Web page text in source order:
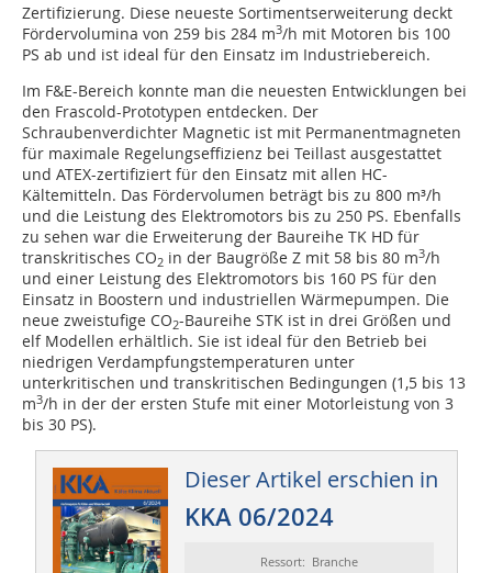
Zertifizierung. Diese neueste Sortimentserweiterung deckt
Fördervolumina von 259 bis 284 m3/h mit Motoren bis 100
PS ab und ist ideal für den Einsatz im Industriebereich.
Im F&E-Bereich konnte man die neuesten Entwicklungen bei
den Frascold-Prototypen entdecken. Der
Schraubenverdichter Magnetic ist mit Permanentmagneten
für maximale Regelungseffizienz bei Teillast ausgestattet
und ATEX-zertifiziert für den Einsatz mit allen HC-
Kältemitteln. Das Fördervolumen beträgt bis zu 800 m³/h
und die Leistung des Elektromotors bis zu 250 PS. Ebenfalls
zu sehen war die Erweiterung der Baureihe TK HD für
transkritisches CO2 in der Baugröße Z mit 58 bis 80 m3/h
und einer Leistung des Elektromotors bis 160 PS für den
Einsatz in Boostern und industriellen Wärmepumpen. Die
neue zweistufige CO2-Baureihe STK ist in drei Größen und
elf Modellen erhältlich. Sie ist ideal für den Betrieb bei
niedrigen Verdampfungstemperaturen unter
unterkritischen und transkritischen Bedingungen (1,5 bis 13
m3/h in der der ersten Stufe mit einer Motorleistung von 3
bis 30 PS).
Dieser Artikel erschien in
KKA 06/2024
Ressort: Branche